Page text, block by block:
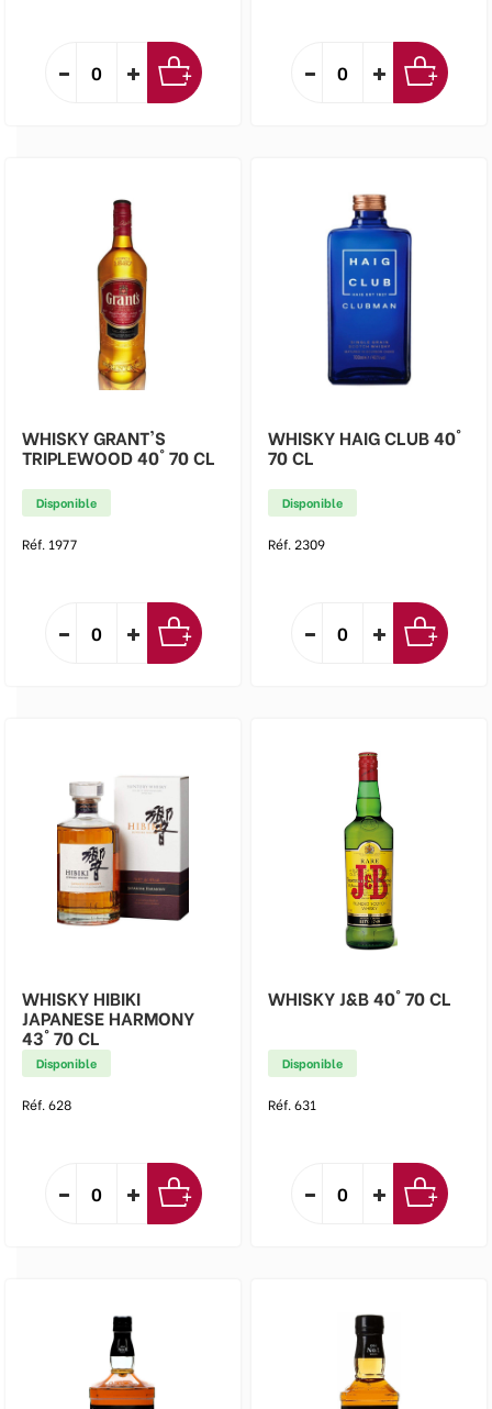
WHISKY GRANT'S
TRIPLEWOOD 40° 70 CL
Disponible
Réf. 1977
WHISKY HAIG CLUB 40°
70 CL
Disponible
Réf. 2309
WHISKY HIBIKI
JAPANESE HARMONY
43° 70 CL
Disponible
Réf. 628
WHISKY J&B 40° 70 CL
Disponible
Réf. 631